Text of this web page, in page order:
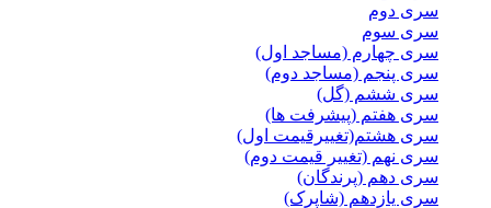
سری دوم
سری سوم
سری چهارم (مساجد اول)
سری پنجم (مساجد دوم)
سری ششم (گل)
سری هفتم (پیشرفت ها)
سری هشتم(تغییرقیمت اول)
سری نهم (تغییر قیمت دوم)
سری دهم (پرندگان)
سری یازدهم (شاپرک)